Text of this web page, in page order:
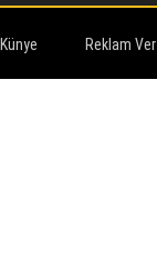
Künye Reklam Ver